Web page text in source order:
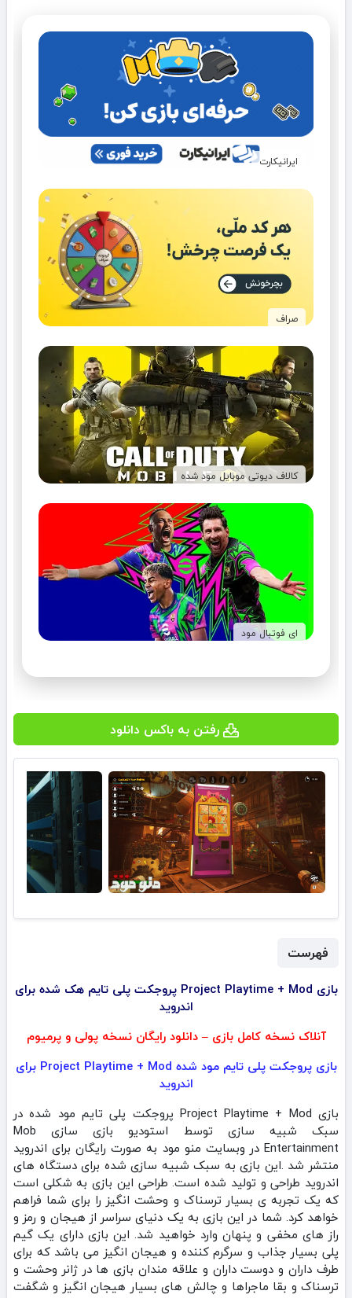
ایرانیکارت
صراف
کالاف دیوتی موبایل مود شده
ای فوتبال مود
رفتن به باکس دانلود
فهرست
بازی Project Playtime + Mod پروجکت پلی تایم هک شده برای
اندروید
آنلاک نسخه کامل بازی – دانلود رایگان نسخه پولی و پرمیوم
بازی پروجکت پلی تایم مود شده Project Playtime + Mod برای
اندروید
بازی Project Playtime + Mod پروجکت پلی تایم مود شده در
سبک شبیه سازی توسط استودیو بازی سازی Mob
Entertainment‏ در وبسایت منو مود به صورت رایگان برای اندروید
منتشر شد .این بازی به سبک شبیه سازی شده برای دستگاه های
اندروید طراحی و تولید شده است. طراحی این بازی به شکلی است
که یک تجربه ی بسیار ترسناک و وحشت انگیز را برای شما فراهم
خواهد کرد. شما در این بازی به یک دنیای سراسر از هیجان و رمز و
راز های مخفی و پنهان وارد خواهید شد. این بازی دارای یک گیم
پلی بسیار جذاب و سرگرم کننده و هیجان انگیز می باشد که برای
طرف داران و دوست داران و علاقه مندان بازی ها در ژانر وحشت و
ترسناک و بقا ماجراها و چالش های بسیار هیجان انگیز و شگفت